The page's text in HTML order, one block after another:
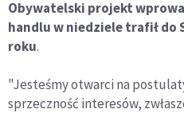
Obywatelski projekt
handlu w niedziele trafił do
roku.
"Jesteśmy otwarci na
sprzeczność interesów,